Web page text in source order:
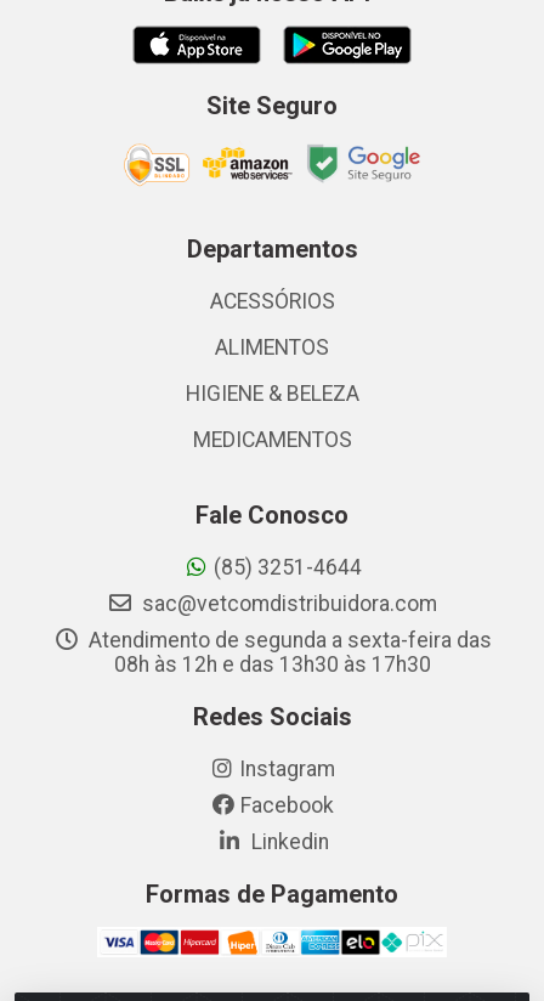
Site Seguro
Departamentos
ACESSÓRIOS
ALIMENTOS
HIGIENE & BELEZA
MEDICAMENTOS
Fale Conosco
(85) 3251-4644
sac@vetcomdistribuidora.com
Atendimento de segunda a sexta-feira das
08h às 12h e das 13h30 às 17h30
Redes Sociais
Instagram
Facebook
Linkedin
Formas de Pagamento